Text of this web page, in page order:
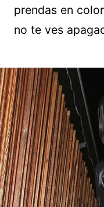
prendas en
no te ves